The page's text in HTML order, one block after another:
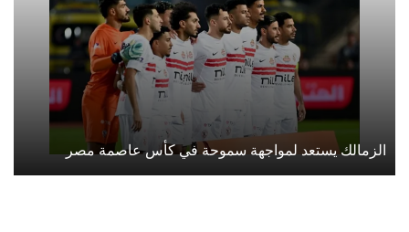
الزمالك يستعد لمواجهة سموحة في كأس عاصمة مصر